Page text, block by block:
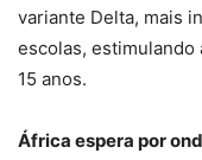
variante Delta, mais
escolas, estimulando
15 anos.
África espera por